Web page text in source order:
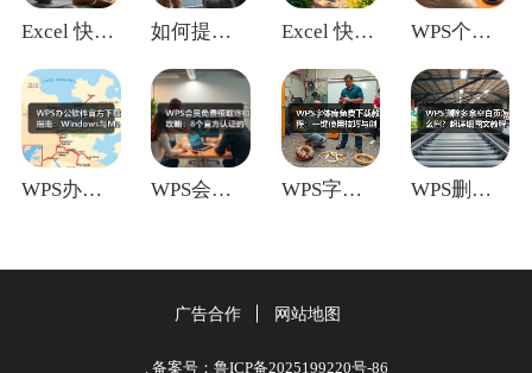
Excel 快捷键：移至下/上一个功能区 如何提升团队协作效率？协作技巧全解析 Excel 快捷键：执行或展开选中的命令 WPS个人免费版功能全解析：够用吗？适合
WPS办公软件官方下载指南：Window WPS会员免费领取终极攻略：8个官方认证 WPS字体库免费下载教程：一键使用技巧与 WPS删除多余空白页怎么删？超详细图文教
广告合作 网站地图
. 备案号：鲁ICP备2025199220号-86